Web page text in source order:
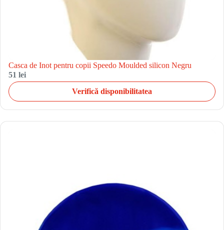
Casca de Inot pentru copii Speedo Moulded silicon Negru
51 lei
Verifică disponibilitatea